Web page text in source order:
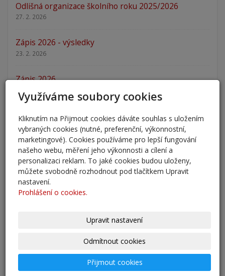
Odlišná organizace školního roku 2025/2026
27. 2. 2026
Zápis 2026 - výsledky
23. 2. 2026
Zápis 2026
Nový školní rok - informace
31. 8. 2025
Pěšky do školy
29. 8. 2025
Adaptační kurzy
Zahájení školního roku 2025/2026
Výsledky - přestup do 6. očníku
30. 5. 2025
Využíváme soubory cookies
Kliknutím na Přijmout cookies dáváte souhlas s uložením
vybraných cookies (nutné, preferenční, výkonnostní,
marketingové). Cookies používáme pro lepší fungování
našeho webu, měření jeho výkonnosti a cílení a
personalizaci reklam. To jaké cookies budou uloženy,
můžete svobodně rozhodnout pod tlačítkem Upravit
nastavení.
Prohlášení o cookies.
Upravit nastavení
Odmítnout cookies
Přijmout cookies